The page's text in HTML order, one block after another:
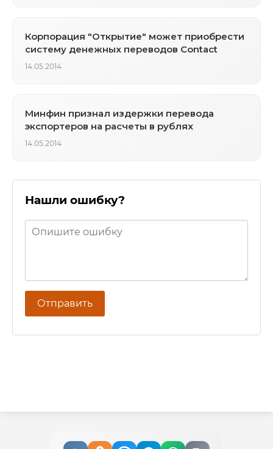
Корпорация "Открытие" может приобрести
систему денежных переводов Contact
14.05.2014
Минфин признал издержки перевода
экспортеров на расчеты в рублях
14.05.2014
Нашли ошибку?
Отправить